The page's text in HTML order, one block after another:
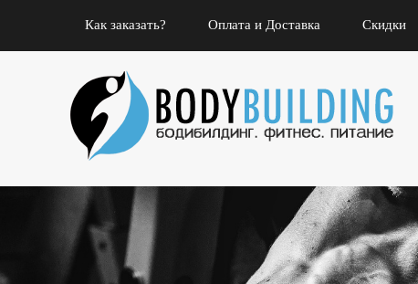
Как заказать? Оплата и Доставка Скидки